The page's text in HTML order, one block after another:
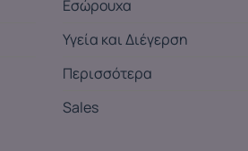
Εσώρουχα
Υγεία και Διέγερση
Περισσότερα
Sales